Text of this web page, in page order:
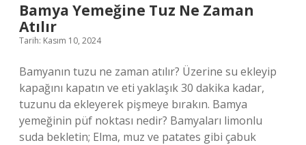
Bamya Yemeğine Tuz Ne Zaman
Atılır
Tarih: Kasım 10, 2024
Bamyanın tuzu ne zaman atılır? Üzerine su ekleyip
kapağını kapatın ve eti yaklaşık 30 dakika kadar,
tuzunu da ekleyerek pişmeye bırakın. Bamya
yemeğinin püf noktası nedir? Bamyaları limonlu
suda bekletin; Elma, muz ve patates gibi çabuk